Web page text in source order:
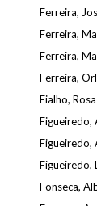
Ferreira,
Ferreira,
Ferreira,
Ferreira,
Fialho,
Figueiredo,
Figueiredo,
Figueiredo,
Fonseca,